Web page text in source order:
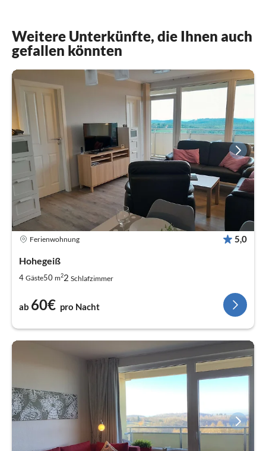
Weitere Unterkünfte, die Ihnen auch
gefallen könnten
Ferienwohnung 5,0
Hohegeiß
4 Gäste50 m22 Schlafzimmer
ab 60€ pro Nacht